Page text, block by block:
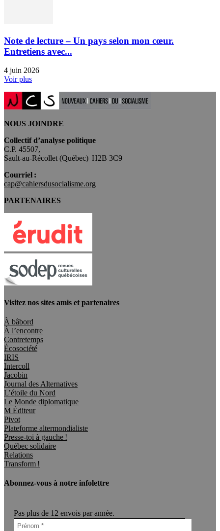
Note de lecture – Un pays selon mon cœur.
Entretiens avec...
4 juin 2026
Voir plus
NOUS JOINDRE
Collectif d’analyse politique
C.P. 45507,
Sault-au-Récollet (Québec) H2B 3C9
Courriel :
cap@cahiersdusocialisme.org
PARTENAIRES
Visitez nos sites amis et partenaires
À bâbord
À l’encontre
Contretemps
Écosociété
IRIS
Intercoll
Jacobin
Journal des Alternatives
L’étoile du Nord
Le Monde diplomatique
M Éditeur
Pivot
Plateforme altermondialiste
Presse-toi à gauche !
Québec solidaire
Relations
Transform !
Abonnez-vous à notre infolettre
Pas plus de 12 envois par année.